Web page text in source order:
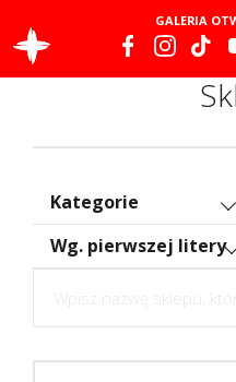
GALERIA
Kategorie
Wg. pierwszej litery